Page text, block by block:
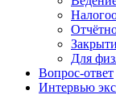
Для
Вопрос-ответ
Интервью